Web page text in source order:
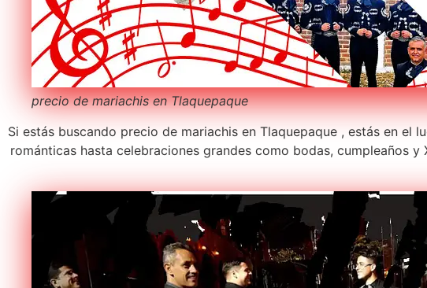
precio de mariachis en Tlaquepaque
Si estás buscando precio de mariachis en Tlaquepaque , estás en
románticas hasta celebraciones grandes como bodas, cumpleaños